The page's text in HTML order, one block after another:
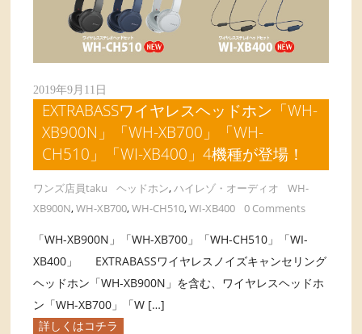
2019年9月11日
EXTRABASSワイヤレスヘッドホン「WH-
XB900N」「WH-XB700」「WH-
CH510」「WI-XB400」4機種が登場！
ワンズ店員taku ヘッドホン, ハイレゾ・オーディオ
WH-
XB900N,WH-XB700,WH-CH510,WI-XB400 0 Comments
「WH-XB900N」「WH-XB700」「WH-CH510」「WI-
XB400」 EXTRABASSワイヤレスノイズキャンセリング
ヘッドホン「WH-XB900N」を含む、ワイヤレスヘッドホ
ン「WH-XB700」「W […]
詳しくはコチラ